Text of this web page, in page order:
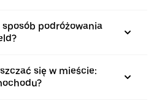
podróżowania
się w mieście: